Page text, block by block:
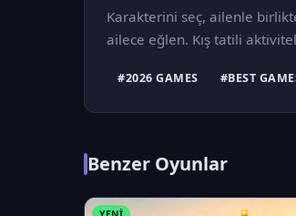
Karakterini seç, ailenle
ailece eğlen. Kış tatili
#2026 GAMES #BEST
Benzer Oyunlar